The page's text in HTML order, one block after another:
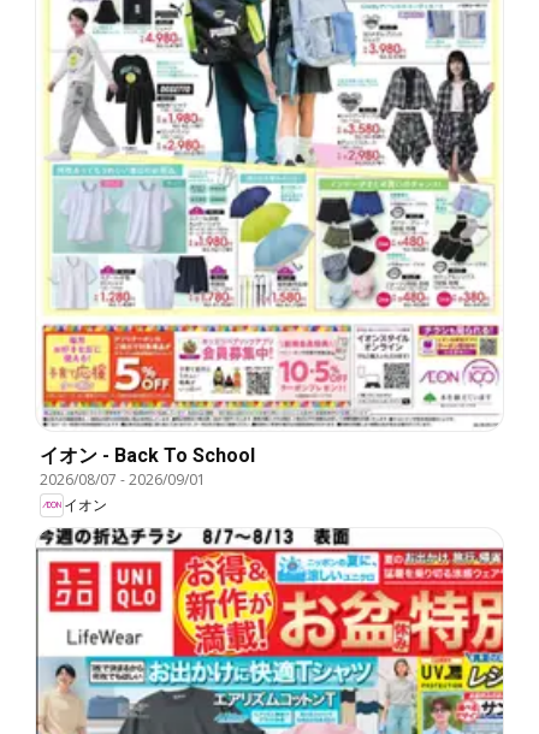
イオン - Back To School
2026/08/07 -2026/09/01
イオン